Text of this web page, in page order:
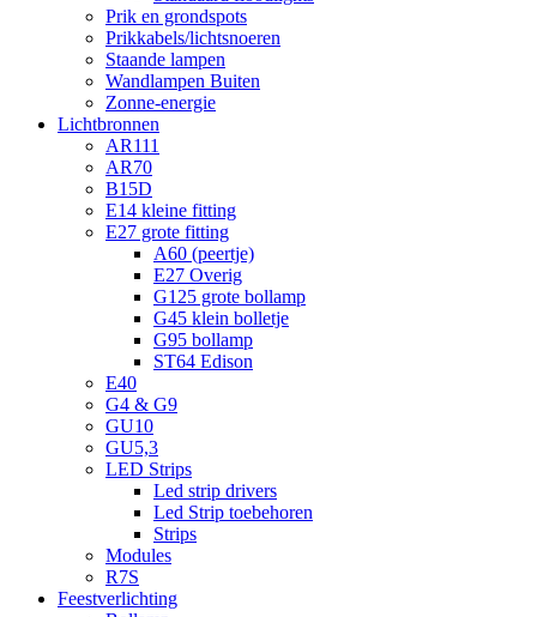
Prik en grondspots
Prikkabels/lichtsnoeren
Staande lampen
Wandlampen Buiten
Zonne-energie
Lichtbronnen
AR111
AR70
B15D
E14 kleine fitting
E27 grote fitting
A60 (peertje)
E27 Overig
G125 grote bollamp
G45 klein bolletje
G95 bollamp
ST64 Edison
E40
G4 & G9
GU10
GU5,3
LED Strips
Led strip drivers
Led Strip toebehoren
Strips
Modules
R7S
Feestverlichting